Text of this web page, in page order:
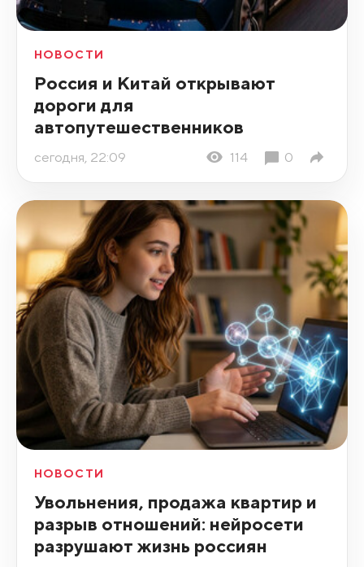
НОВОСТИ
Россия и Китай открывают
дороги для
автопутешественников
сегодня, 22:09 114 0
НОВОСТИ
Увольнения, продажа квартир и
разрыв отношений: нейросети
разрушают жизнь россиян